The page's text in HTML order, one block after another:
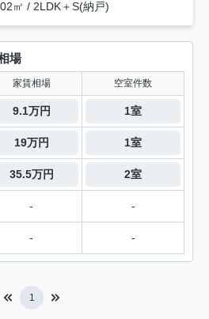
㎡ / 2LDK＋S(納戸)
場
家賃相場 空室件数
9.1万円 1室
19万円 1室
35.5万円 2室
- -
- -
1